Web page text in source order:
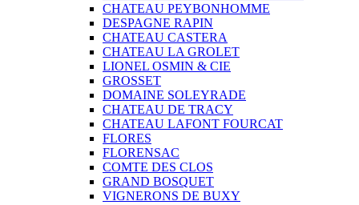
CHATEAU PEYBONHOMME
DESPAGNE RAPIN
CHATEAU CASTERA
CHATEAU LA GROLET
LIONEL OSMIN & CIE
GROSSET
DOMAINE SOLEYRADE
CHATEAU DE TRACY
CHATEAU LAFONT FOURCAT
FLORES
FLORENSAC
COMTE DES CLOS
GRAND BOSQUET
VIGNERONS DE BUXY